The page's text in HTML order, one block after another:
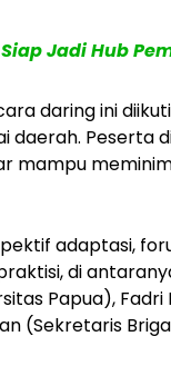
Jadi Hub
daring ini
daerah.
mampu
adaptasi,
di
Papua),
(Sekretaris